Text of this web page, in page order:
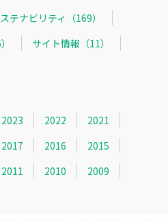
テナビリティ（169）
サイト情報（11）
2023 2022
2021
2017 2016
2015
2011 2010
2009